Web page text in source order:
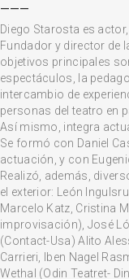
Diego Starosta es
Fundador y director de
objetivos principales
espectáculos, la
intercambio de
personas del teatro en
Así mismo, integra
Se formó con Daniel
actuación, y con
Realizó, además,
el exterior: León
Marcelo Katz, Cristina
improvisación), José
(Contact-Usa) Alito
Carrieri, Iben Nagel
Wethal (Odin Teatret-